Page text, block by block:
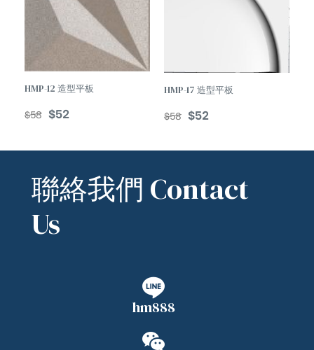
HMP-12 造型平板
$58 $52
HMP-17 造型平板
$58 $52
聯絡我們 Contact
Us
hm888